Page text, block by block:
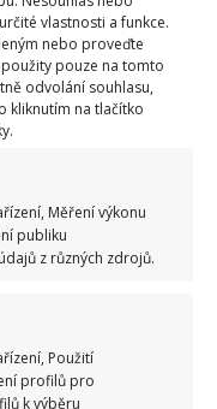
vlastnosti a funkce.
nebo proveďte
pouze na tomto
odvolání souhlasu,
kliknutím na tlačítko
Měření výkonu
publiku
z různých zdrojů.
Použití
profilů pro
k výběru
se působit. O
ekologickou
Můžete
solí.